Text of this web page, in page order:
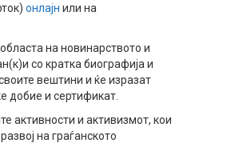
онлајн или на
на новинарството и
со кратка биографија и
вештини и ќе изразат
добие и сертификат.
активности и активизмот, кои
на граѓанското